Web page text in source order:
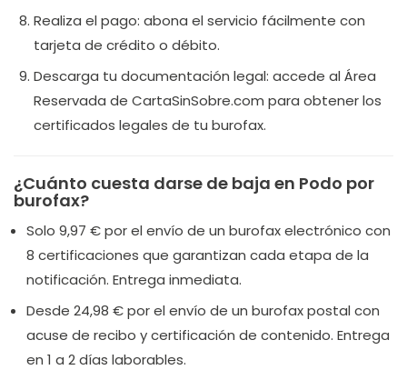
Realiza el pago: abona el servicio fácilmente con
tarjeta de crédito o débito.
Descarga tu documentación legal: accede al Área
Reservada de CartaSinSobre.com para obtener los
certificados legales de tu burofax.
¿Cuánto cuesta darse de baja en Podo por
burofax?
Solo 9,97 € por el envío de un burofax electrónico con
8 certificaciones que garantizan cada etapa de la
notificación. Entrega inmediata.
Desde 24,98 € por el envío de un burofax postal con
acuse de recibo y certificación de contenido. Entrega
en 1 a 2 días laborables.